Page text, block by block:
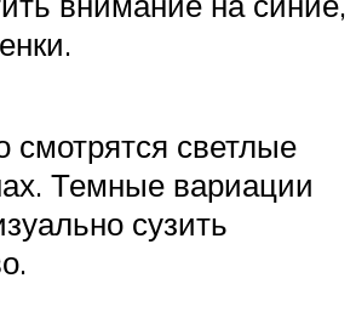
смотрятся светлые
Темные вариации
сузить